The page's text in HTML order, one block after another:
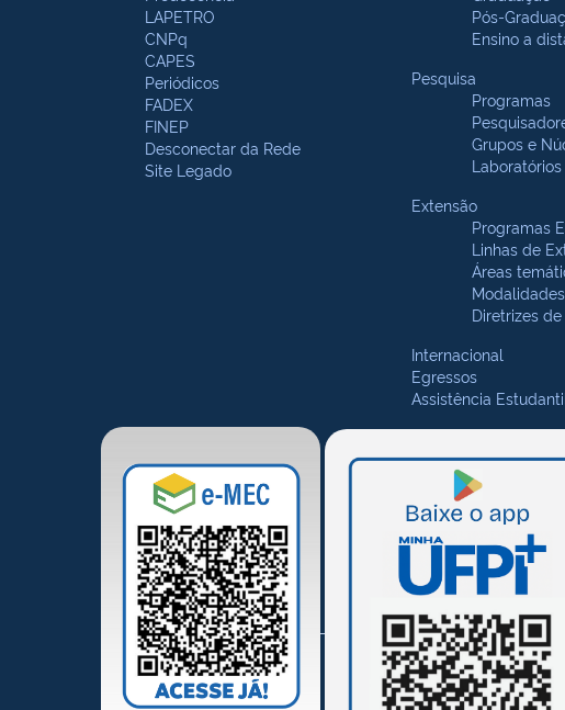
LAPETRO
CNPq
CAPES
Periódicos
FADEX
FINEP
Desconectar da Rede
Site Legado
Pós-
Ensino a
Pesquisa
Programas
Grupos e
Laboratórios
Extensão
Programas
Linhas de
Áreas
Diretrizes
Internacional
Egressos
Assistência Estudantil